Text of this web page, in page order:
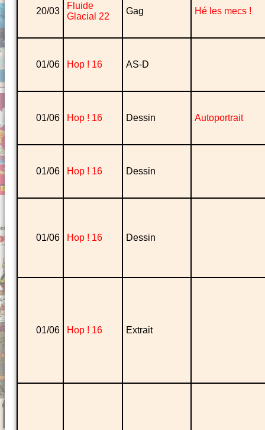
20/03
Fluide
Glacial 22
Gag Hé les mecs !
01/06 Hop ! 16 AS-D
01/06 Hop ! 16 Dessin Autoportrait
01/06 Hop ! 16 Dessin
01/06 Hop ! 16 Dessin
01/06 Hop ! 16 Extrait